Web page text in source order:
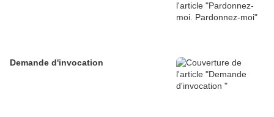
Demande d'invocation